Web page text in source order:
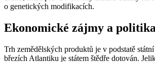
o genetických modifikacích.
Ekonomické zájmy a politika
Trh zemědělských produktů je v podstatě
březích Atlantiku je státem štědře dotován.